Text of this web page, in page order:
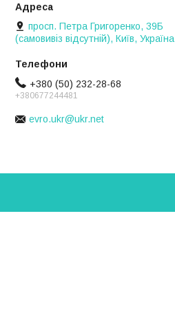
просп. Петра Григоренко, 39Б
(самовивіз відсутній), Київ, Україна
+380 (50) 232-28-68
+380677244481
evro.ukr@ukr.net